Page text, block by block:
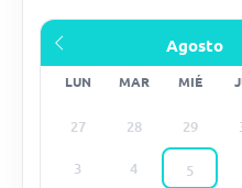
LUN MAR MIÉ
27 28 29
3 4 5